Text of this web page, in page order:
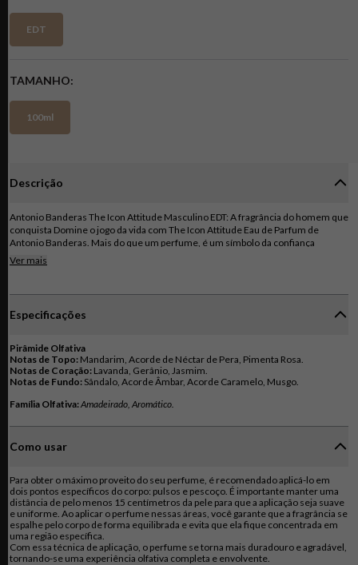
EDT
TAMANHO
100ml
Descrição
Antonio Banderas The Icon Attitude Masculino EDT: A fragrância do homem que
conquista Domine o jogo da vida com The Icon Attitude Eau de Parfum de
Antonio Banderas. Mais do que um perfume, é um símbolo da confiança
inabalável do homem moderno que se recusa a ser mero espectador do seu
destino. Uma Edição Limitada com Atitude: Frasco Marcante: O design icônico
metálico elétrico, transmitindo modernidade e força. Uma Fragrância
aromáticas se entrelaça com a força e personalidade do acorde de caramelo e
Embalagem Impactante: Design Único e Intenso: A embalagem segue as
mesmas cores vibrantes do frasco, reforçando a presença marcante de The
Icon Attitude.
Ver mais
Especificações
Pirâmide Olfativa
Notas de Topo:
Notas de Coração:
Notas de Fundo: Sândalo, Acorde Âmbar, Acorde Caramelo, Musgo.
Família Olfativa:Amadeirado, Aromático.
Como usar
Para obter o máximo proveito do seu perfume, é recomendado aplicá-lo em
dois pontos específicos do corpo: pulsos e pescoço. É importante manter uma
distância de pelo menos 15 centímetros da pele para que a aplicação seja suave
e uniforme. Ao aplicar o perfume nessas áreas, você garante que a fragrância se
espalhe pelo corpo de forma equilibrada e evita que ela fique concentrada em
uma região específica.
Com essa técnica de aplicação, o perfume se torna mais duradouro e agradável,
tornando-se uma experiência olfativa completa e envolvente.